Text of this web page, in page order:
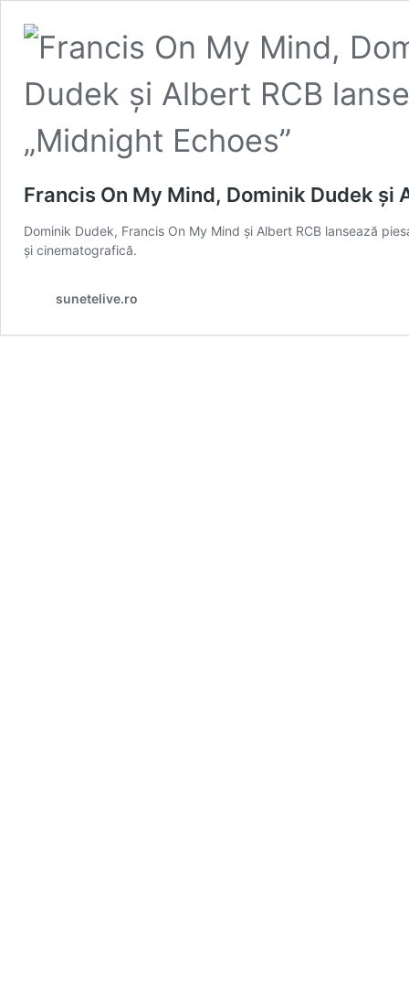
Francis On My Mind, Dominik Dudek și
Dominik Dudek, Francis On My Mind și Albert RCB lansează
și cinematografică.
sunetelive.ro